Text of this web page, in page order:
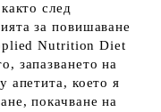
след
за повишаване
Nutrition Diet
запазването на
апетита, което я
покачване на